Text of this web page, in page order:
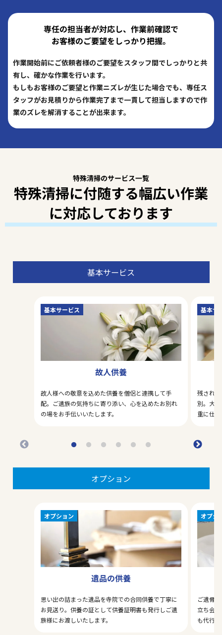
専任の担当者が対応し、作業前確認で
お客様のご要望をしっかり把握。
作業開始前にご依頼者様のご要望をスタッフ間でしっかりと共
有し、確かな作業を行います。
もしもお客様のご要望と作業ニズレが生じた場合でも、専任ス
タッフがお見積りから作業完了まで一貫して担当しますので作
業のズレを解消することが出来ます。
特殊清掃のサービス一覧
特殊清掃に付随する幅広い作業
に対応しております
基本サービス
基本サービス
故人供養
故人様への敬意を込めた供養を僧侶と連携して手
配。ご遺族の気持ちに寄り添い、心を込めたお別れ
の場をお手伝いいたします。
基本サ
残され
別。大
重に仕
オプション
オプション
遺品の供養
思い出の詰まった遺品を寺院での合同供養で丁寧に
お見送り。供養の証として供養証明書も発行しご遺
族様にお渡しいたします。
オプシ
ご遺骨
立ち会
も代行